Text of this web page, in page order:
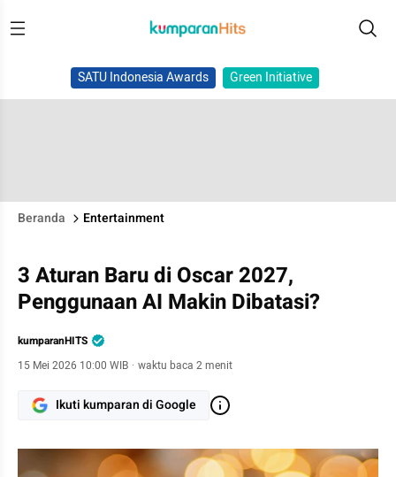
SATU Indonesia Awards Green Initiative
Beranda Entertainment
3 Aturan Baru di Oscar 2027,
Penggunaan AI Makin Dibatasi?
kumparanHITS
15 Mei 2026 10:00 WIB · waktu baca 2 menit
Ikuti kumparan di Google